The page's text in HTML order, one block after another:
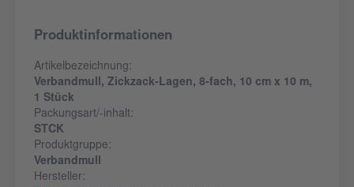
Produktinformationen
Artikelbezeichnung:
Verbandmull, Zickzack-Lagen, 8-fach, 10 cm x 10 m,
1 Stück
Packungsart/-inhalt:
STCK
Produktgruppe:
Verbandmull
Hersteller: